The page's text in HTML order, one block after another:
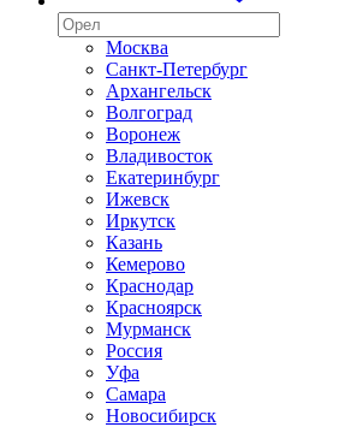
Москва
Санкт-Петербург
Архангельск
Волгоград
Воронеж
Владивосток
Екатеринбург
Ижевск
Иркутск
Казань
Кемерово
Краснодар
Красноярск
Мурманск
Россия
Уфа
Самара
Новосибирск